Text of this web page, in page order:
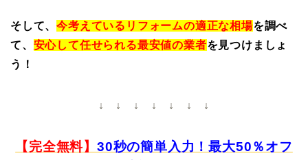
そして、今考えているリフォームの適正な相場を調べ
て、 安心して任せられる最安値の業者を見つけましょ
う！
↓ ↓ ↓ ↓ ↓ ↓ ↓
【完全無料】 30秒の簡単入力！最大50％オフ